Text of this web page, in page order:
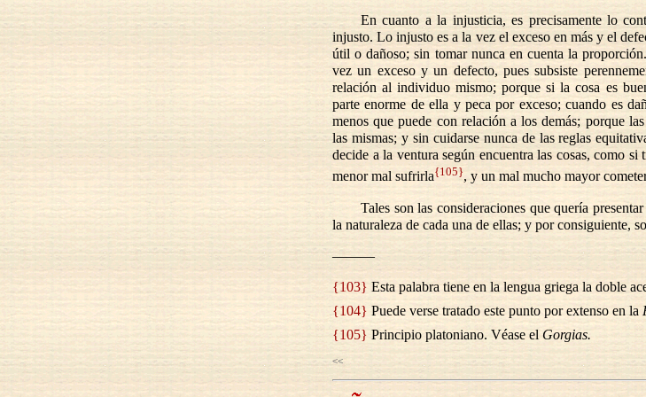
En cuanto a la injusticia, es precisamente lo
injusto. Lo injusto es a la vez el exceso en más y el
útil o dañoso; sin tomar nunca en cuenta la
vez un exceso y un defecto, pues subsiste
relación al individuo mismo; porque si la cosa es
parte enorme de ella y peca por exceso; cuando es
menos que puede con relación a los demás; porque
las mismas; y sin cuidarse nunca de las reglas
decide a la ventura según encuentra las cosas, como
menor mal sufrirla{105}, y un mal mucho mayor
Tales son las consideraciones que quería
la naturaleza de cada una de ellas; y por consiguiente,
———
{103} Esta palabra tiene en la lengua griega la doble
{104} Puede verse tratado este punto por extenso en la
{105} Principio platoniano. Véase el Gorgias.
<<